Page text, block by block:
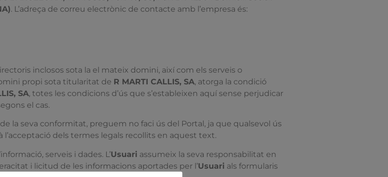
. L’adreça de correu electrònic de contacte amb l’empresa és:
inclosos sota la el mateix domini, així com els serveis o
propi sota titularitat de R MARTI CALLIS, SA, atorga la condició
SA, totes les condicions d’ús que s’estableixen aquí sense perjudicar
el cas.
la seva conformitat, preguem no faci ús del Portal, ja que qualsevol ús
dels termes legals recollits en aquest text.
serveis i dades. L’Usuari assumeix la seva responsabilitat en
i licitud de les informacions aportades per l’Usuari als formularis